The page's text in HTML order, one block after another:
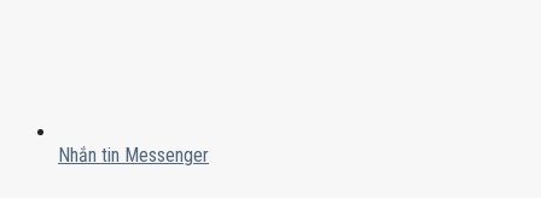
Nhắn tin Messenger